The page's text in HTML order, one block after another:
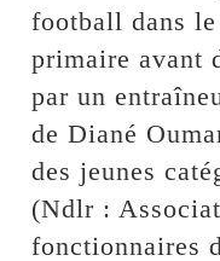
football dans
primaire avant
par un
de Diané
des jeunes
(Ndlr :
fonctionnaires